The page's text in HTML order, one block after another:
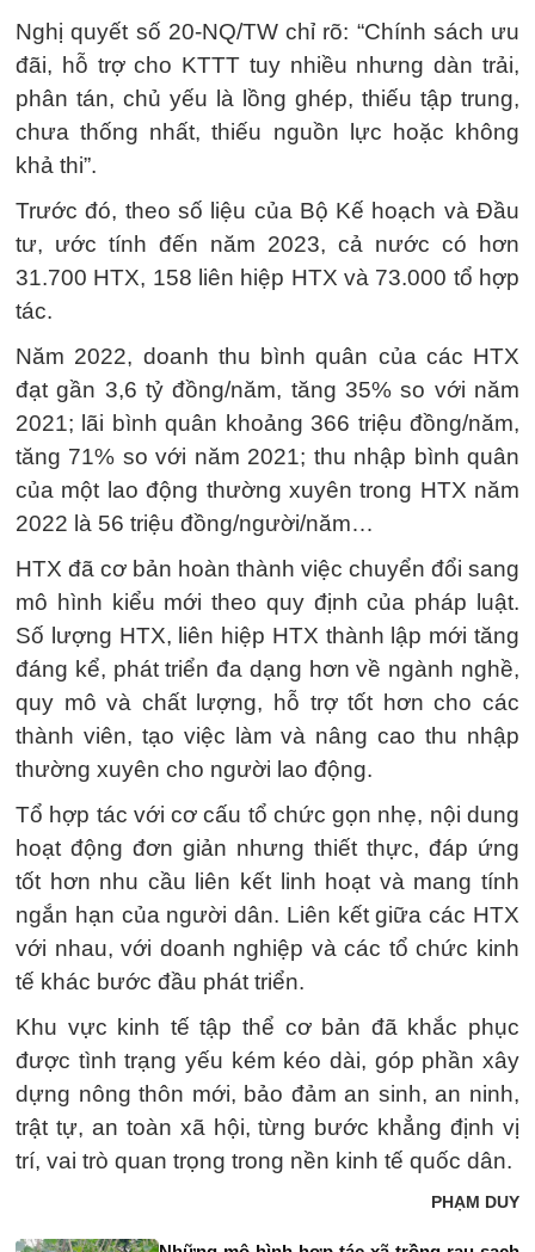
Nghị quyết số 20-NQ/TW chỉ rõ: “Chính sách ưu
đãi, hỗ trợ cho KTTT tuy nhiều nhưng dàn trải,
phân tán, chủ yếu là lồng ghép, thiếu tập trung,
chưa thống nhất, thiếu nguồn lực hoặc không
khả thi”.
Trước đó, theo số liệu của Bộ Kế hoạch và Đầu
tư, ước tính đến năm 2023, cả nước có hơn
31.700 HTX, 158 liên hiệp HTX và 73.000 tổ hợp
tác.
Năm 2022, doanh thu bình quân của các HTX
đạt gần 3,6 tỷ đồng/năm, tăng 35% so với năm
2021; lãi bình quân khoảng 366 triệu đồng/năm,
tăng 71% so với năm 2021; thu nhập bình quân
của một lao động thường xuyên trong HTX năm
2022 là 56 triệu đồng/người/năm…
HTX đã cơ bản hoàn thành việc chuyển đổi sang
mô hình kiểu mới theo quy định của pháp luật.
Số lượng HTX, liên hiệp HTX thành lập mới tăng
đáng kể, phát triển đa dạng hơn về ngành nghề,
quy mô và chất lượng, hỗ trợ tốt hơn cho các
thành viên, tạo việc làm và nâng cao thu nhập
thường xuyên cho người lao động.
Tổ hợp tác với cơ cấu tổ chức gọn nhẹ, nội dung
hoạt động đơn giản nhưng thiết thực, đáp ứng
tốt hơn nhu cầu liên kết linh hoạt và mang tính
ngắn hạn của người dân. Liên kết giữa các HTX
với nhau, với doanh nghiệp và các tổ chức kinh
tế khác bước đầu phát triển.
Khu vực kinh tế tập thể cơ bản đã khắc phục
được tình trạng yếu kém kéo dài, góp phần xây
dựng nông thôn mới, bảo đảm an sinh, an ninh,
trật tự, an toàn xã hội, từng bước khẳng định vị
trí, vai trò quan trọng trong nền kinh tế quốc dân.
PHẠM DUY